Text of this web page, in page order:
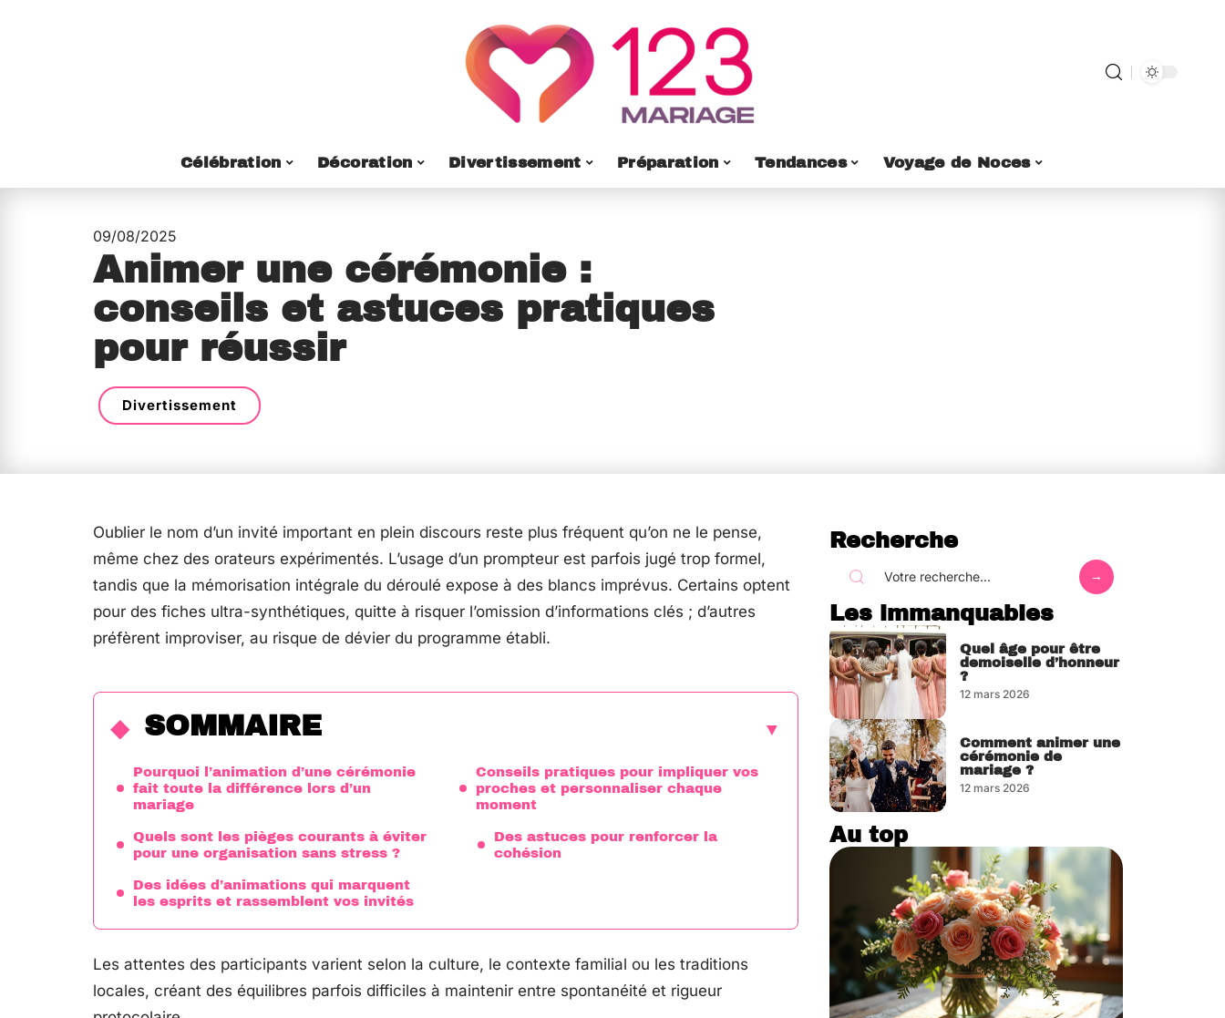
Célébration Décoration Divertissement Préparation Tendances Voyage de Noces
09/08/2025
Animer une cérémonie :
conseils et astuces pratiques
pour réussir
Divertissement
Oublier le nom d’un invité important en plein discours reste plus fréquent qu’on ne le pense,
même chez des orateurs expérimentés. L’usage d’un prompteur est parfois jugé trop formel,
tandis que la mémorisation intégrale du déroulé expose à des blancs imprévus. Certains optent
pour des fiches ultra-synthétiques, quitte à risquer l’omission d’informations clés ; d’autres
préfèrent improviser, au risque de dévier du programme établi.
SOMMAIRE
Pourquoi l’animation d’une cérémonie
fait toute la différence lors d’un
mariage
Quels sont les pièges courants à éviter
pour une organisation sans stress ?
Des idées d’animations qui marquent
les esprits et rassemblent vos invités
Conseils pratiques pour impliquer vos
proches et personnaliser chaque
moment
Des astuces pour renforcer la
cohésion
Les attentes des participants varient selon la culture, le contexte familial ou les traditions
locales, créant des équilibres parfois difficiles à maintenir entre spontanéité et rigueur
Recherche
Les immanquables
Quel âge pour être
demoiselle d’honneur
?
12 mars 2026
Comment animer une
cérémonie de
mariage ?
12 mars 2026
Au top